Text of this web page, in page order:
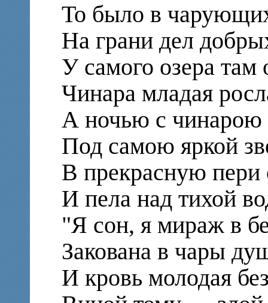
То было в
На грани дел
У самого озера там
Чинара младая
А ночью с чинарою
Под самою яркой
В прекрасную
И пела над тихой
"Я сон, я мираж в
Закована в чары
И кровь молодая